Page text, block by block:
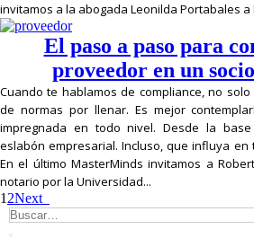
invitamos a la abogada Leonilda Portabales a
El paso a paso para
proveedor en un
Cuando te hablamos de compliance, no
de normas por llenar. Es mejor
impregnada en todo nivel. Desde la
eslabón empresarial. Incluso, que influya
En el último MasterMinds invitamos a
notario por la Universidad...
1 2Next